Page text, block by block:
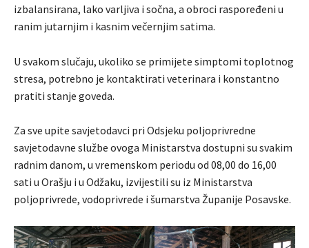
izbalansirana, lako varljiva i sočna, a obroci raspoređeni u
ranim jutarnjim i kasnim večernjim satima.
U svakom slučaju, ukoliko se primijete simptomi toplotnog
stresa, potrebno je kontaktirati veterinara i konstantno
pratiti stanje goveda.
Za sve upite savjetodavci pri Odsjeku poljoprivredne
savjetodavne službe ovoga Ministarstva dostupni su svakim
radnim danom, u vremenskom periodu od 08,00 do 16,00
sati u Orašju i u Odžaku, izvijestili su iz Ministarstva
poljoprivrede, vodoprivrede i šumarstva Županije Posavske.